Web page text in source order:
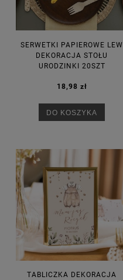
SERWETKI PAPIEROWE LEW
DEKORACJA STOŁU
URODZINKI 20SZT
18,98 zł
DO KOSZYKA
TABLICZKA DEKORACJA